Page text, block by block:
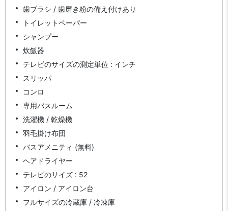
歯ブラシ / 歯磨き粉の備え付けあり
トイレットペーパー
シャンプー
炊飯器
テレビのサイズの測定単位 : インチ
スリッパ
コンロ
専用バスルーム
洗濯機 / 乾燥機
羽毛掛け布団
バスアメニティ (無料)
ヘアドライヤー
テレビのサイズ : 52
アイロン / アイロン台
フルサイズの冷蔵庫 / 冷凍庫